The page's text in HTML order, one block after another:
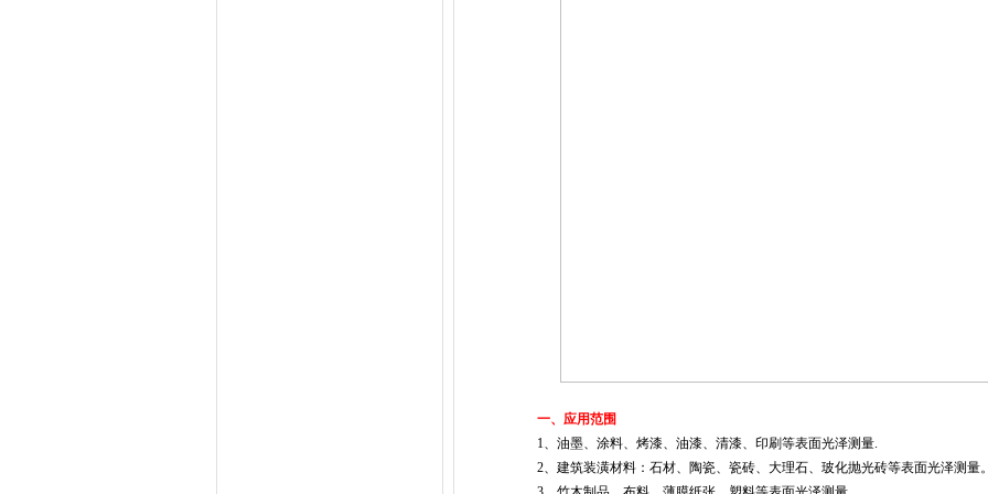
一、应用范围
1、油墨、涂料、烤漆、油漆、清漆、印刷等表面光泽测量.
2、建筑装潢材料：石材、陶瓷、瓷砖、大理石、玻化抛光砖等表面光泽测量